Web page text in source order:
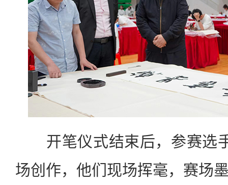
开笔仪式结束后，参赛选
场创作，他们现场挥毫，赛场